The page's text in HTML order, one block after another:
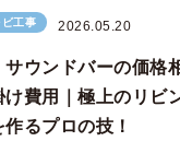
工事 2026.05.20
サウンドバーの価格
け費用｜極上のリビ
るプロの技！